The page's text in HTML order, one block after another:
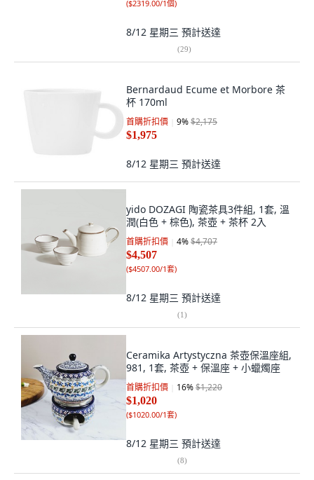
($2319.00/1個)
8/12 星期三 預計送達
(29)
Bernardaud Ecume et Morbore 茶
杯 170ml
首購折扣價 9%$2,175
$1,975
8/12 星期三 預計送達
yido DOZAGI 陶瓷茶具3件組, 1套, 溫
潤(白色 + 棕色), 茶壺 + 茶杯 2入
首購折扣價 4%$4,707
$4,507
($4507.00/1套)
8/12 星期三 預計送達
(1)
Ceramika Artystyczna 茶壺保溫座組,
981, 1套, 茶壺 + 保溫座 + 小蠟燭座
首購折扣價 16%$1,220
$1,020
($1020.00/1套)
8/12 星期三 預計送達
(8)